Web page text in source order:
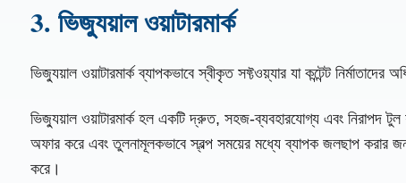
3. ভিজ্যুয়াল ওয়াটারমার্ক
ভিজ্যুয়াল ওয়াটারমার্ক ব্যাপকভাবে স্বীকৃত সফ্টওয়্যার যা কন্টেন্ট
ভিজ্যুয়াল ওয়াটারমার্ক হল একটি দ্রুত, সহজ-ব্যবহারযোগ্য এবং নিরাপদ টুল
অফার করে এবং তুলনামূলকভাবে স্বল্প সময়ের মধ্যে ব্যাপক জলছাপ করার
করে।